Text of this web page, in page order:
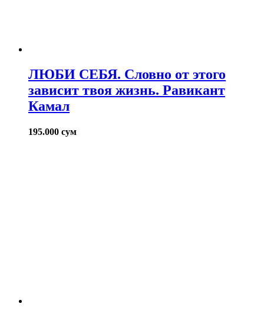
ЛЮБИ СЕБЯ. Словно от этого
зависит твоя жизнь. Равикант
Камал
195.000 сум